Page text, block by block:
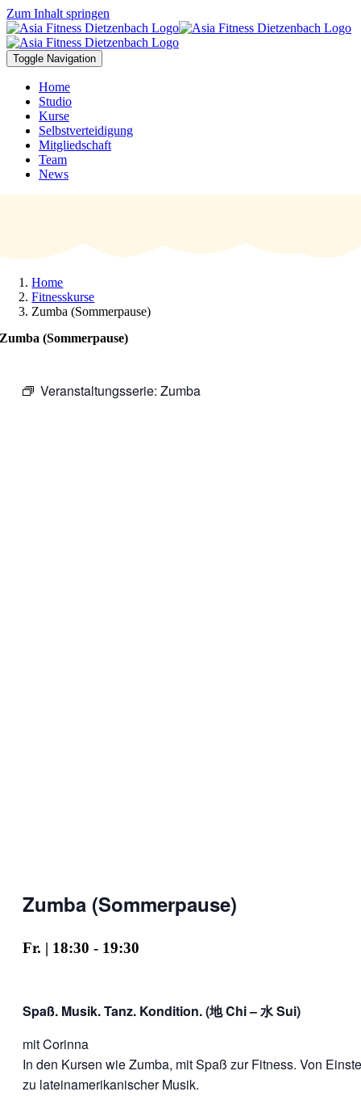
Zum Inhalt springen
Toggle Navigation
Home
Studio
Kurse
Selbstverteidigung
Mitgliedschaft
Team
News
Home
Fitnesskurse
Zumba (Sommerpause)
Zumba (Sommerpause)
Veranstaltungsserie: Zumba
Zumba (Sommerpause)
Fr. | 18:30 - 19:30
Spaß. Musik. Tanz. Kondition. (地 Chi – 水 Sui)
mit Corinna
In den Kursen wie Zumba, mit Spaß zur Fitness. Von
zu lateinamerikanischer Musik.